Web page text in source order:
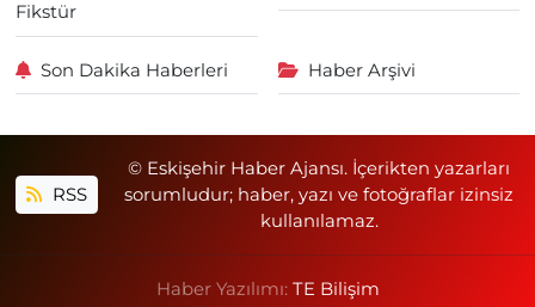
Fikstür
Son Dakika Haberleri Haber Arşivi
RSS
© Eskişehir Haber Ajansı. İçerikten yazarları
sorumludur; haber, yazı ve fotoğraflar izinsiz
kullanılamaz.
Haber Yazılımı: TE Bilişim